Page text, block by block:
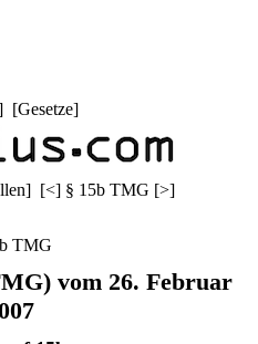
[Gesetze]
] [<] § 15b TMG [>]
TMG
vom 26. Februar